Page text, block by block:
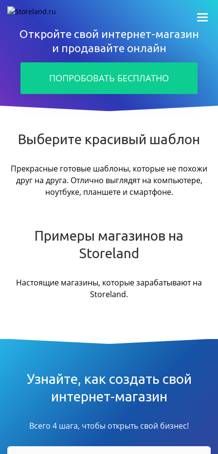
Откройте свой интернет-магазин
и продавайте онлайн
ПОПРОБОВАТЬ БЕСПЛАТНО
Выберите красивый шаблон
Прекрасные готовые шаблоны, которые не похожи
друг на друга. Отлично выглядят на компьютере,
ноутбуке, планшете и смартфоне.
Примеры магазинов на
Storeland
Настоящие магазины, которые зарабатывают на
Storeland.
Узнайте, как создать свой
интернет-магазин
Всего 4 шага, чтобы открыть свой бизнес!